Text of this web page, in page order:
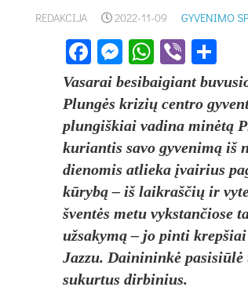
REDAKCIJA 2022-11-09 GYVENIMO
Facebook
Messenger
Viber
Vasarai besibaigiant
Plungės krizių centro
plungiškiai vadina minėtą
kuriantis savo gyvenimą iš
dienomis atlieka įvairius
kūrybą – iš laikraščių ir
šventės metu
užsakymą – jo pinti
Jazzu. Dainininkė
sukurtus dirbinius.